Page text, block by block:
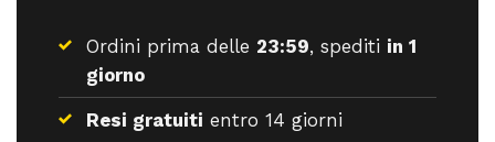
Ordini prima delle 23:59, spediti in 1
giorno
Resi gratuiti entro 14 giorni